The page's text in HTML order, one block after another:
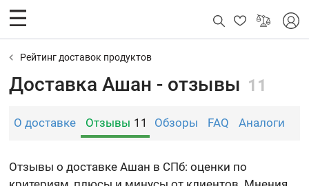
Рейтинг доставок продуктов
Доставка Ашан - отзывы 11
О доставке Отзывы 11 Обзоры FAQ Аналоги
Отзывы о доставке Ашан в СПб: оценки по